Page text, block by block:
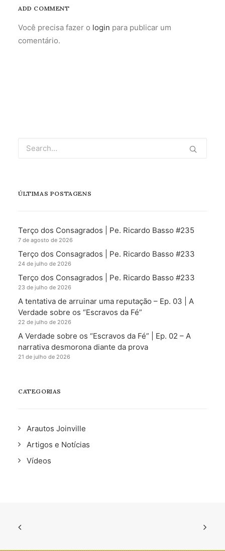
ADD COMMENT
Você precisa fazer o login para publicar um
comentário.
ÚLTIMAS POSTAGENS
Terço dos Consagrados | Pe. Ricardo Basso #235
7 de agosto de 2026
Terço dos Consagrados | Pe. Ricardo Basso #233
24 de julho de 2026
Terço dos Consagrados | Pe. Ricardo Basso #233
23 de julho de 2026
A tentativa de arruinar uma reputação – Ep. 03 | A
Verdade sobre os “Escravos da Fé”
22 de julho de 2026
A Verdade sobre os “Escravos da Fé” | Ep. 02 – A
narrativa desmorona diante da prova
21 de julho de 2026
CATEGORIAS
Arautos Joinville
Artigos e Notícias
Vídeos